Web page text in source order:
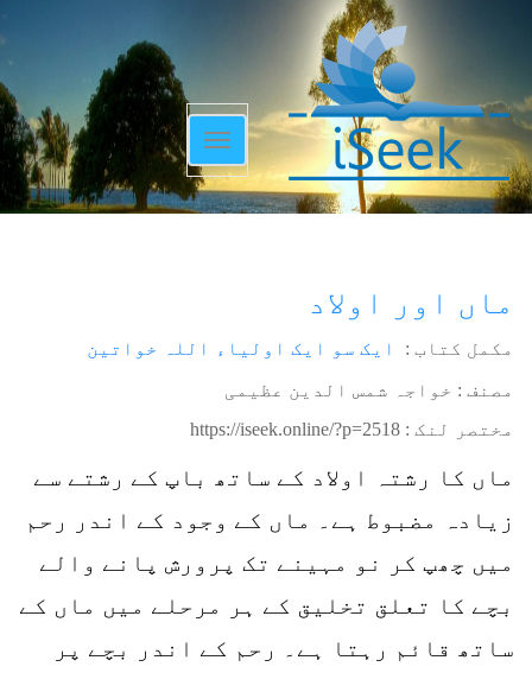
Toggle
navigation
ماں اور اولاد
مکمل کتاب : ایک سو ایک اولیاء اللہ خواتین
مصنف : خواجہ شمس الدین عظیمی
مختصر لنک : https://iseek.online/?p=2518
ماں کا رشتہ اولاد کے ساتھ باپ کے رشتے سے
زیادہ مضبوط ہے۔ ماں کے وجود کے اندر رحم
میں چھپ کر نو مہینے تک پرورش پانے والے
بچے کا تعلق تخلیق کے ہر مرحلے میں ماں کے
ساتھ قائم رہتا ہے۔ رحم کے اندر بچے پر